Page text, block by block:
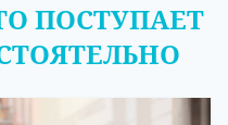
ПОСТУПАЕТ